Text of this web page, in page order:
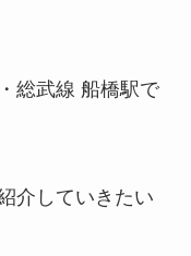
総武線 船橋駅で
介していきたい